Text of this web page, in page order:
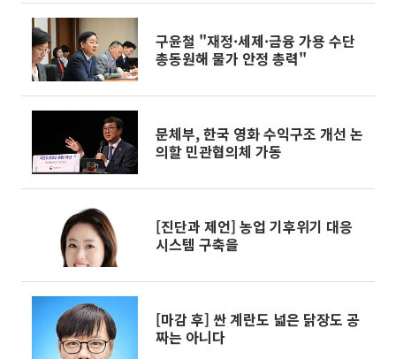
구윤철 "재정·세제·금융 가용 수단
총동원해 물가 안정 총력"
문체부, 한국 영화 수익구조 개선 논
의할 민관협의체 가동
[진단과 제언] 농업 기후위기 대응
시스템 구축을
[마감 후] 싼 계란도 넓은 닭장도 공
짜는 아니다